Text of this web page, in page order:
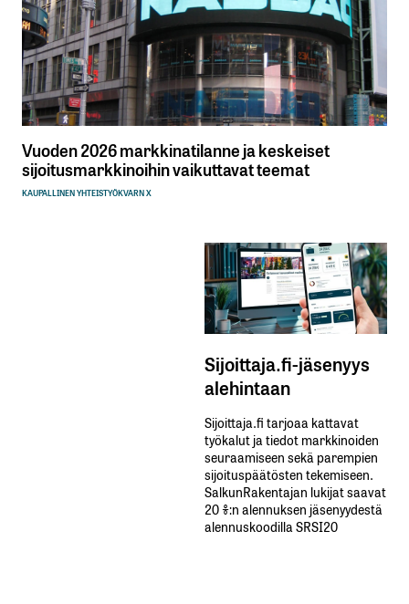
Vuoden 2026 markkinatilanne ja keskeiset
sijoitusmarkkinoihin vaikuttavat teemat
KAUPALLINEN YHTEISTYÖKVARN X
Sijoittaja.fi-jäsenyys
alehintaan
Sijoittaja.fi tarjoaa kattavat
työkalut ja tiedot markkinoiden
seuraamiseen sekä parempien
sijoituspäätösten tekemiseen.
SalkunRakentajan lukijat saavat
20 %:n alennuksen jäsenyydestä
alennuskoodilla SRSI20